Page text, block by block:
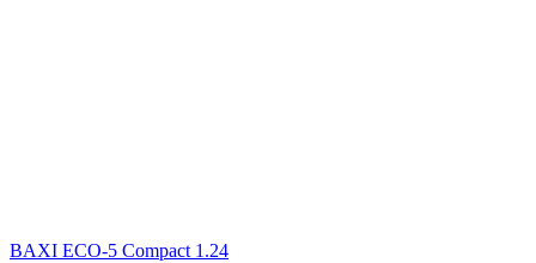
BAXI ECO-5 Сompact 1.24